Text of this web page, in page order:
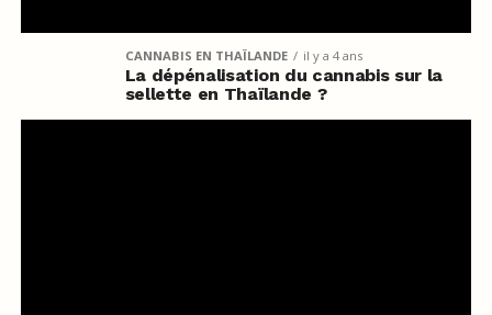
CANNABIS EN THAÏLANDE il y a 4 ans
La dépénalisation du cannabis sur la
sellette en Thaïlande ?